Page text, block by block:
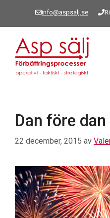
info@aspsalj.se
Dan före
22 december, 2015 av